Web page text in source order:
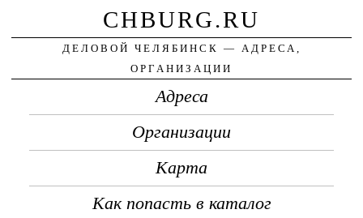
CHBURG.RU
ДЕЛОВОЙ ЧЕЛЯБИНСК — АДРЕСА,
ОРГАНИЗАЦИИ
Адреса
Организации
Карта
Как попасть в каталог